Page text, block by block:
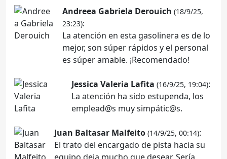
Andreea Gabriela Derouich (18/9/25,
23:23):
La atención en esta gasolinera es de lo
mejor, son súper rápidos y el personal
es súper amable. ¡Recomendado!
Jessica Valeria Lafita (16/9/25, 19:04):
La atención ha sido estupenda, los
emplead@s muy simpátic@s.
Juan Baltasar Malfeito (14/9/25, 00:14):
El trato del encargado de pista hacia su